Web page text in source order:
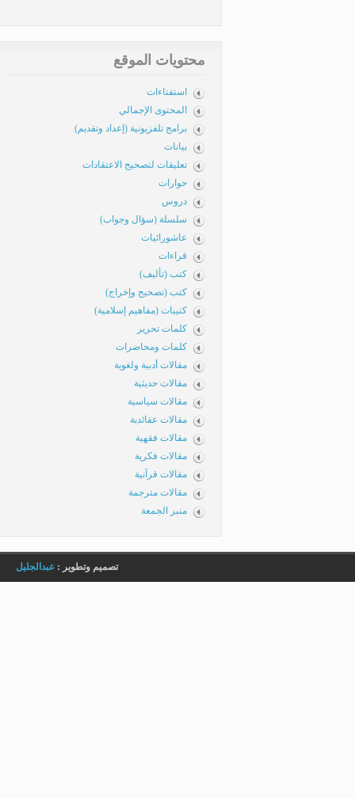
محتويات الموقع
استفتاءات
المحتوى الإجمالي
برامج تلفزيونية (إعداد وتقديم)
بيانات
تعليقات لتصحيح الاعتقادات
حوارات
دروس
سلسلة (سؤال وجواب)
عاشورائيات
قراءات
كتب (تأليف)
كتب (تصحيح وإخراج)
كتيبات (مفاهيم إسلامية)
كلمات تحرير
كلمات ومحاضرات
مقالات أدبية ولغوية
مقالات حديثية
مقالات سياسية
مقالات عقائدية
مقالات فقهية
مقالات فكرية
مقالات قرآنية
مقالات مترجمة
منبر الجمعة
تصميم وتطوير : عبدالجليل